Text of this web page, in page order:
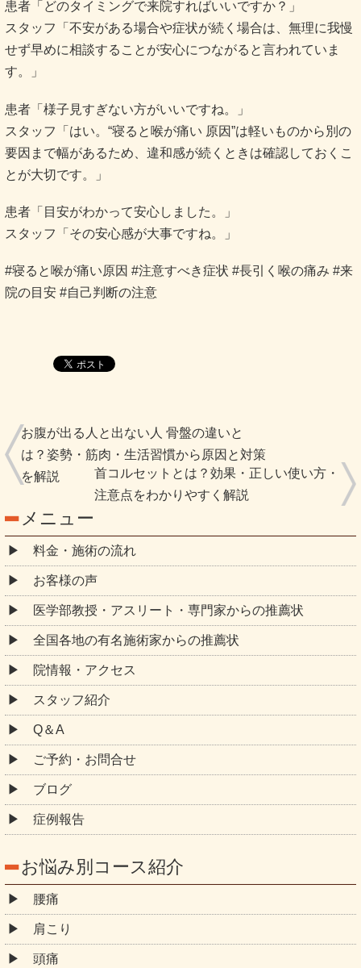
患者「どのタイミングで来院すればいいですか？」
スタッフ「不安がある場合や症状が続く場合は、無理に我慢
せず早めに相談することが安心につながると言われていま
す。」
患者「様子見すぎない方がいいですね。」
スタッフ「はい。“寝ると喉が痛い 原因”は軽いものから別の
要因まで幅があるため、違和感が続くときは確認しておくこ
とが大切です。」
患者「目安がわかって安心しました。」
スタッフ「その安心感が大事ですね。」
#寝ると喉が痛い原因 #注意すべき症状 #長引く喉の痛み #来
院の目安 #自己判断の注意
お腹が出る人と出ない人 骨盤の違いと
は？姿勢・筋肉・生活習慣から原因と対策
を解説
首コルセットとは？効果・正しい使い方・
注意点をわかりやすく解説
メニュー
料金・施術の流れ
お客様の声
医学部教授・アスリート・専門家からの推薦状
全国各地の有名施術家からの推薦状
院情報・アクセス
スタッフ紹介
Q＆A
ご予約・お問合せ
ブログ
症例報告
お悩み別コース紹介
腰痛
肩こり
頭痛